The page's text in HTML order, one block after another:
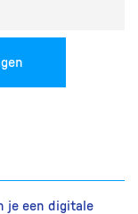
je een digitale